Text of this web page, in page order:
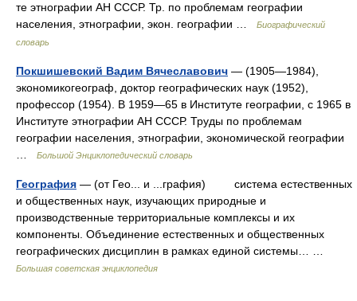
те этнографии АН СССР. Тр. по проблемам географии
населения, этнографии, экон. географии …
Биографический
словарь
Покшишевский Вадим Вячеславович — (1905—1984),
экономикогеограф, доктор географических наук (1952),
профессор (1954). В 1959—65 в Институте географии, с 1965 в
Институте этнографии АН СССР. Труды по проблемам
географии населения, этнографии, экономической географии
Большой Энциклопедический словарь
География — (от Гео... и ...графия) система естественных
и общественных наук, изучающих природные и
производственные территориальные комплексы и их
компоненты. Объединение естественных и общественных
географических дисциплин в рамках единой системы… …
Большая советская энциклопедия